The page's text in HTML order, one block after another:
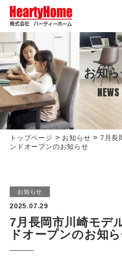
お知
NEWS
トップページ > お知らせ > 7月長
ンドオープンのお知らせ
お知らせ
2025.07.29
7月長岡市川崎モデ
ドオープンのお知